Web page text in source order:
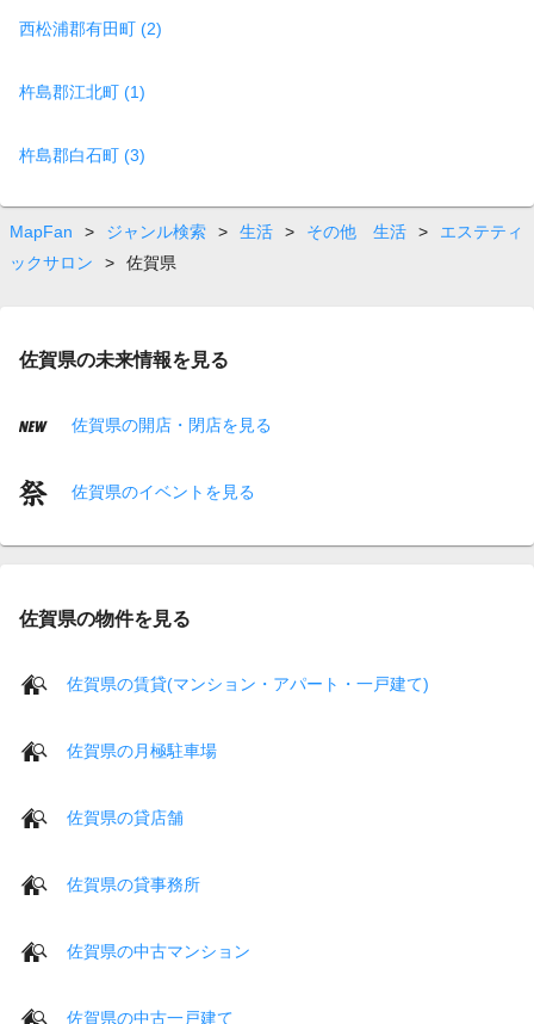
西松浦郡有田町 (2)
杵島郡江北町 (1)
杵島郡白石町 (3)
MapFan > ジャンル検索 > 生活 > その他 生活 >
エステティ
ックサロン
> 佐賀県
佐賀県の未来情報を見る
佐賀県の開店・閉店を見る
佐賀県のイベントを見る
佐賀県の物件を見る
佐賀県の賃貸(マンション・アパート・一戸建て)
佐賀県の月極駐車場
佐賀県の貸店舗
佐賀県の貸事務所
佐賀県の中古マンション
佐賀県の中古一戸建て